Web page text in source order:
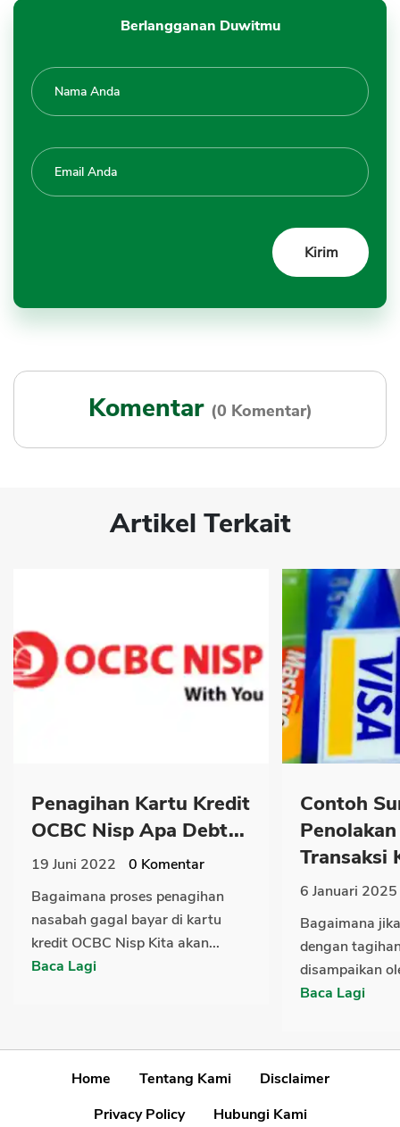
Berlangganan Duwitmu
Komentar (0 Komentar)
Artikel Terkait
Penagihan Kartu Kredit
OCBC Nisp Apa Debt...
19 Juni 2022 0 Komentar
Bagaimana proses penagihan
nasabah gagal bayar di kartu
kredit OCBC Nisp Kita akan...
Baca Lagi
Contoh
Transaksi
6 Januari 2025
Bagaimana
dengan
disampaikan
Baca Lagi
Home Tentang Kami
Disclaimer
Privacy Policy
Hubungi Kami